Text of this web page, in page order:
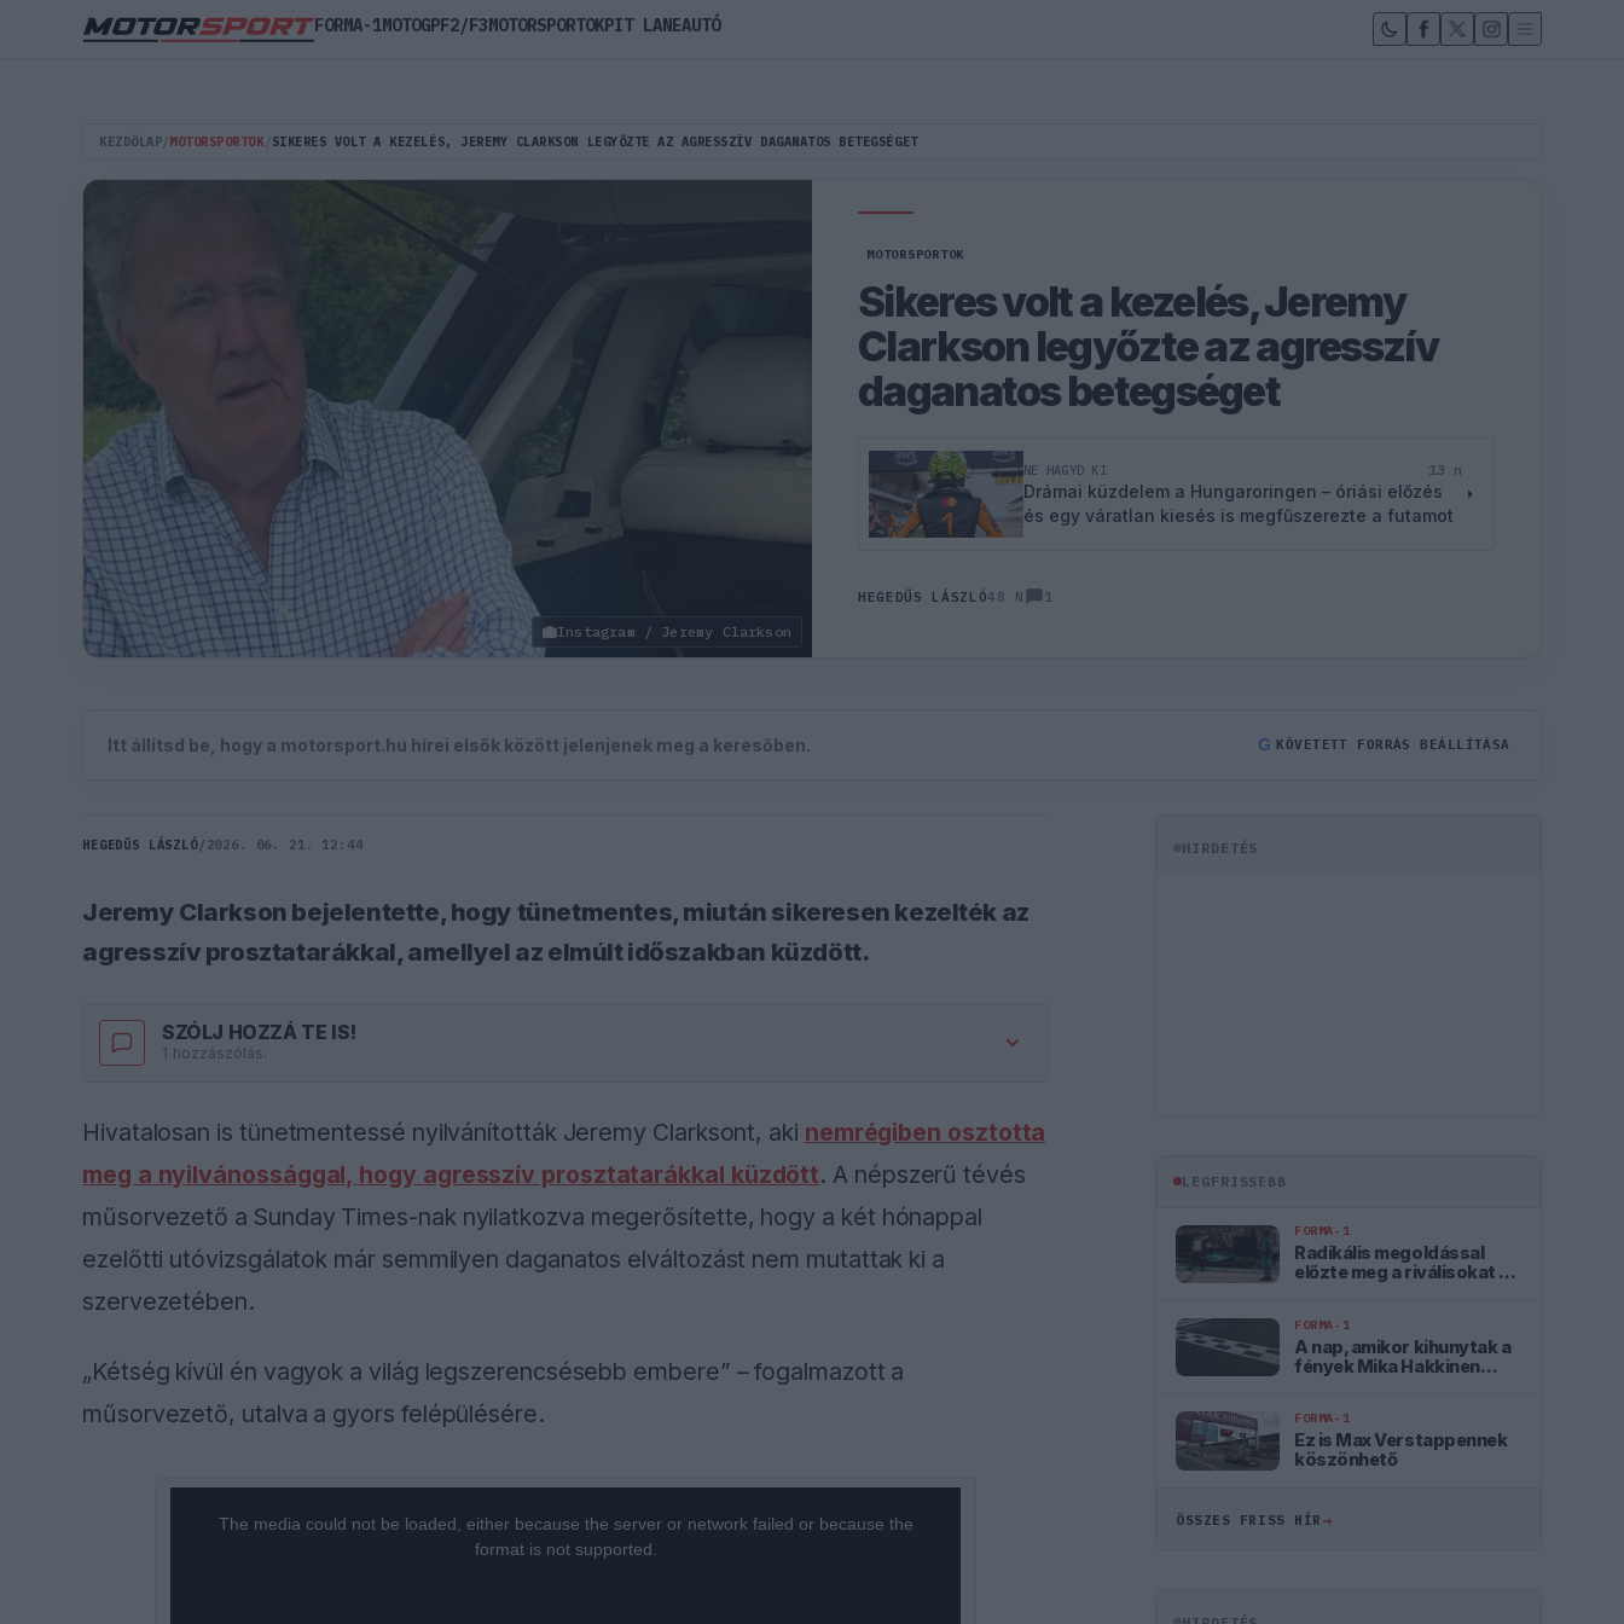
KEZDŐLAP MOTORSPORTOK SIKERES VOLT A KEZELÉS, JEREMY CLARKSON LEGYŐZTE AZ AGRESSZÍV DAGANATOS BETEGSÉGET
Instagram / Jeremy Clarkson
MOTORSPORTOK
Sikeres volt a kezelés, Jeremy
Clarkson legyőzte az agresszív
daganatos betegséget
NE HAGYD KI 13 n
Drámai küzdelem a Hungaroringen – óriási előzés
és egy váratlan kiesés is megfűszerezte a futamot
HEGEDŰS LÁSZLÓ48 N 1
Itt állítsd be, hogy a motorsport.hu hírei elsők között jelenjenek meg a keresőben. G KÖVETETT FORRÁS BEÁLLÍTÁSA
HEGEDŰS LÁSZLÓ/ 2026. 06. 21. 12:44
Jeremy Clarkson bejelentette, hogy tünetmentes, miután sikeresen kezelték az
agresszív prosztatarákkal, amellyel az elmúlt időszakban küzdött.
SZÓLJ HOZZÁ TE IS!
1 hozzászólás.
Hivatalosan is tünetmentessé nyilvánították Jeremy Clarksont, aki nemrégiben osztotta
meg a nyilvánossággal, hogy agresszív prosztatarákkal küzdött. A népszerű tévés
műsorvezető a Sunday Times-nak nyilatkozva megerősítette, hogy a két hónappal
ezelőtti utóvizsgálatok már semmilyen daganatos elváltozást nem mutattak ki a
szervezetében.
„Kétség kívül én vagyok a világ legszerencsésebb embere” – fogalmazott a
műsorvezető, utalva a gyors felépülésére.
The media could not be loaded, either because the server or network failed or because the
format is not supported.
HIRDETÉS
LEGFRISSEBB
FORMA-1
Radikális megoldással
előzte meg a riválisokat az
FORMA-1
A nap, amikor kihunytak a
fények Mika Hakkinen
FORMA-1
Ez is Max Verstappennek
köszönhető
ÖSSZES FRISS HÍR→
FORMA-1MOTOGPF2/F3MOTORSPORTOKPIT LANEAUTÓ